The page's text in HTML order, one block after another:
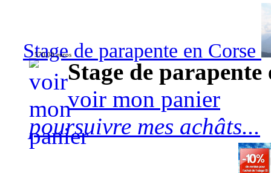
Stage de parapente en Corse
570,00 euros
Stage de
voir mon panier
poursuivre mes achâts...